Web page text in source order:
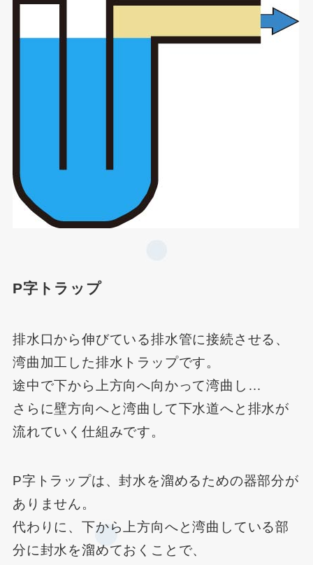
P字トラップ
排水口から伸びている排水管に接続させる、
湾曲加工した排水トラップです。
途中で下から上方向へ向かって湾曲し…
さらに壁方向へと湾曲して下水道へと排水が
流れていく仕組みです。
P字トラップは、封水を溜めるための器部分が
ありません。
代わりに、下から上方向へと湾曲している部
分に封水を溜めておくことで、